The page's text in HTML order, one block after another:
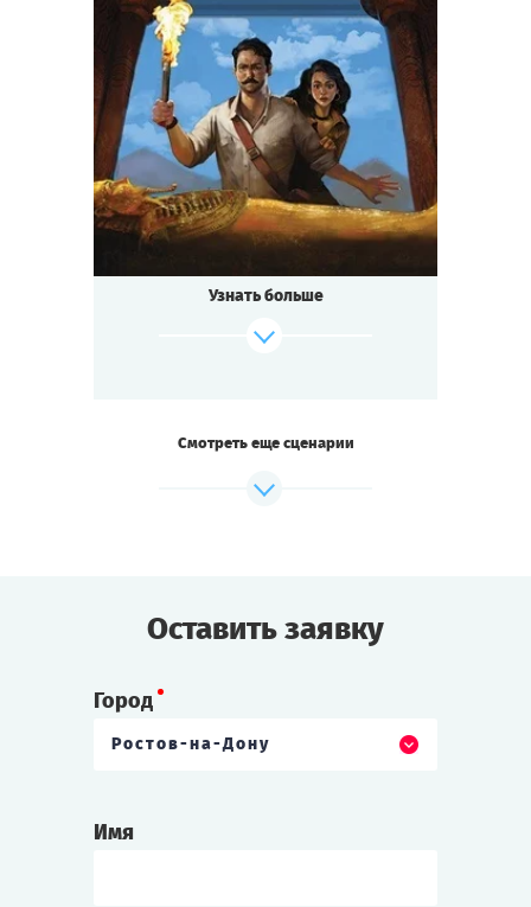
Cыграть
Смотреть сценарий
Игроков
8- 20
Время игры 2-3 ч.
Тематика Мистика
Тип квеста Квестория
Смотреть сценарий
Узнать больше
Смотреть еще сценарии
Оставить заявку
Город
Ростов-на-Дону
Имя